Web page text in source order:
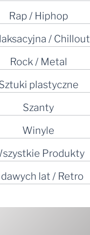
Rap / Hiphop
/ Chillout
Rock / Metal
plastyczne
Szanty
Winyle
Produkty
dawych lat / Retro